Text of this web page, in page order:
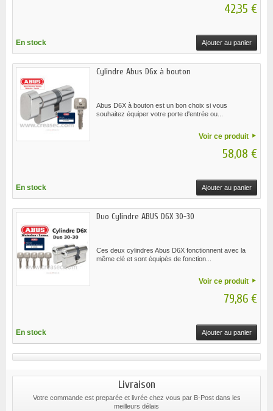
42,35 €
En stock Ajouter au panier
Cylindre Abus D6x à bouton
Abus D6X à bouton est un bon choix si vous
souhaitez équiper votre porte d'entrée ou...
Voir ce produit
58,08 €
En stock Ajouter au panier
Duo Cylindre ABUS D6X 30-30
Ces deux cylindres Abus D6X fonctionnent avec la
même clé et sont équipés de fonction...
Voir ce produit
79,86 €
En stock Ajouter au panier
Livraison
Votre commande est preparée et livrée chez vous par B-Post dans les
meilleurs délais